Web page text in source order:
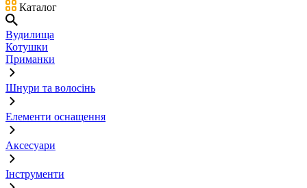
Каталог
Вудилища
Котушки
Приманки
Шнури та волосінь
Елементи оснащення
Аксесуари
Інструменти